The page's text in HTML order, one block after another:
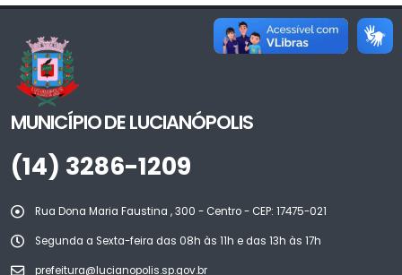
MUNICÍPIO DE LUCIANÓPOLIS
(14) 3286-1209
Rua Dona Maria Faustina , 300 - Centro - CEP: 17475-021
Segunda a Sexta-feira das 08h às 11h e das 13h às 17h
prefeitura@lucianopolis.sp.gov.br